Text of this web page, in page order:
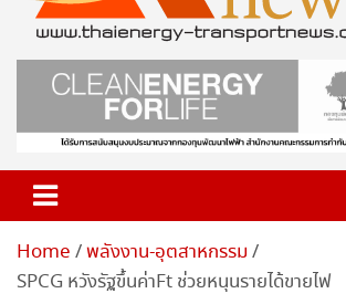
www.ten-news.com
ข่าวพลังงานและคมนาคม
Home พลังงาน-อุตสาหกรรม
SPCG หวังรัฐขึ้นค่าFt ช่วยหนุนรายได้ขายไฟ